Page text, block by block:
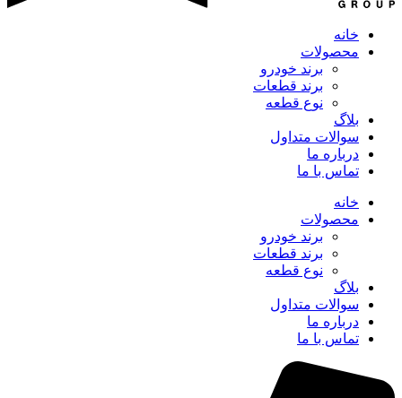
خانه
محصولات
برند خودرو
برند قطعات
نوع قطعه
بلاگ
سوالات متداول
درباره ما
تماس با ما
خانه
محصولات
برند خودرو
برند قطعات
نوع قطعه
بلاگ
سوالات متداول
درباره ما
تماس با ما